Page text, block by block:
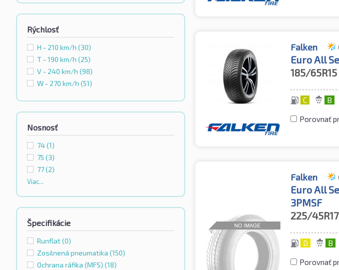
Rýchlosť
H - 210 km/h (30)
T - 190 km/h (25)
V - 240 km/h (98)
W - 270 km/h (51)
Nosnosť
74(1)
75 (3)
77(2)
Viac...
Špecifikácie
Runflat(0)
Zosilnená pneumatika (150)
Ochrana ráfika (MFS) (18)
Falken
Euro All
185/65R15
C B
Porovnať
Falken
Euro All
3PMSF
225/45R17
D B
Porovnať